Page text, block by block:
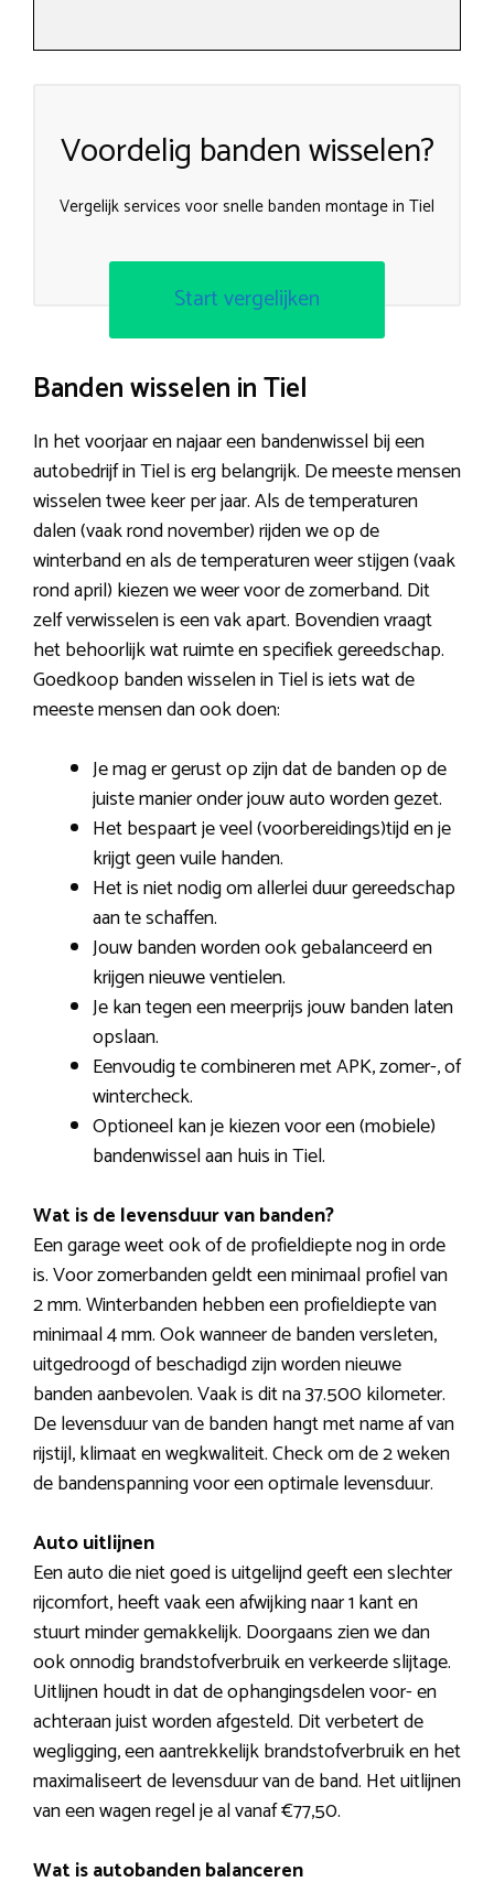
Voordelig banden wisselen?
Vergelijk services voor snelle banden montage in Tiel
Start vergelijken
Banden wisselen in Tiel
In het voorjaar en najaar een bandenwissel bij een
autobedrijf in Tiel is erg belangrijk. De meeste mensen
wisselen twee keer per jaar. Als de temperaturen
dalen (vaak rond november) rijden we op de
winterband en als de temperaturen weer stijgen (vaak
rond april) kiezen we weer voor de zomerband. Dit
zelf verwisselen is een vak apart. Bovendien vraagt
het behoorlijk wat ruimte en specifiek gereedschap.
Goedkoop banden wisselen in Tiel is iets wat de
meeste mensen dan ook doen:
Je mag er gerust op zijn dat de banden op de
juiste manier onder jouw auto worden gezet.
Het bespaart je veel (voorbereidings)tijd en je
krijgt geen vuile handen.
Het is niet nodig om allerlei duur gereedschap
aan te schaffen.
Jouw banden worden ook gebalanceerd en
krijgen nieuwe ventielen.
Je kan tegen een meerprijs jouw banden laten
opslaan.
Eenvoudig te combineren met APK, zomer-, of
wintercheck.
Optioneel kan je kiezen voor een (mobiele)
bandenwissel aan huis in Tiel.
Wat is de levensduur van banden?
Een garage weet ook of de profieldiepte nog in orde
is. Voor zomerbanden geldt een minimaal profiel van
2 mm. Winterbanden hebben een profieldiepte van
minimaal 4 mm. Ook wanneer de banden versleten,
uitgedroogd of beschadigd zijn worden nieuwe
banden aanbevolen. Vaak is dit na 37.500 kilometer.
De levensduur van de banden hangt met name af van
rijstijl, klimaat en wegkwaliteit. Check om de 2 weken
de bandenspanning voor een optimale levensduur.
Auto uitlijnen
Een auto die niet goed is uitgelijnd geeft een slechter
rijcomfort, heeft vaak een afwijking naar 1 kant en
stuurt minder gemakkelijk. Doorgaans zien we dan
ook onnodig brandstofverbruik en verkeerde slijtage.
Uitlijnen houdt in dat de ophangingsdelen voor- en
achteraan juist worden afgesteld. Dit verbetert de
wegligging, een aantrekkelijk brandstofverbruik en het
maximaliseert de levensduur van de band. Het uitlijnen
van een wagen regel je al vanaf €77,50.
Wat is autobanden balanceren